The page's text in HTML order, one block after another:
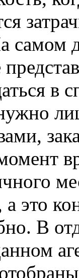
самом
в
а это
В